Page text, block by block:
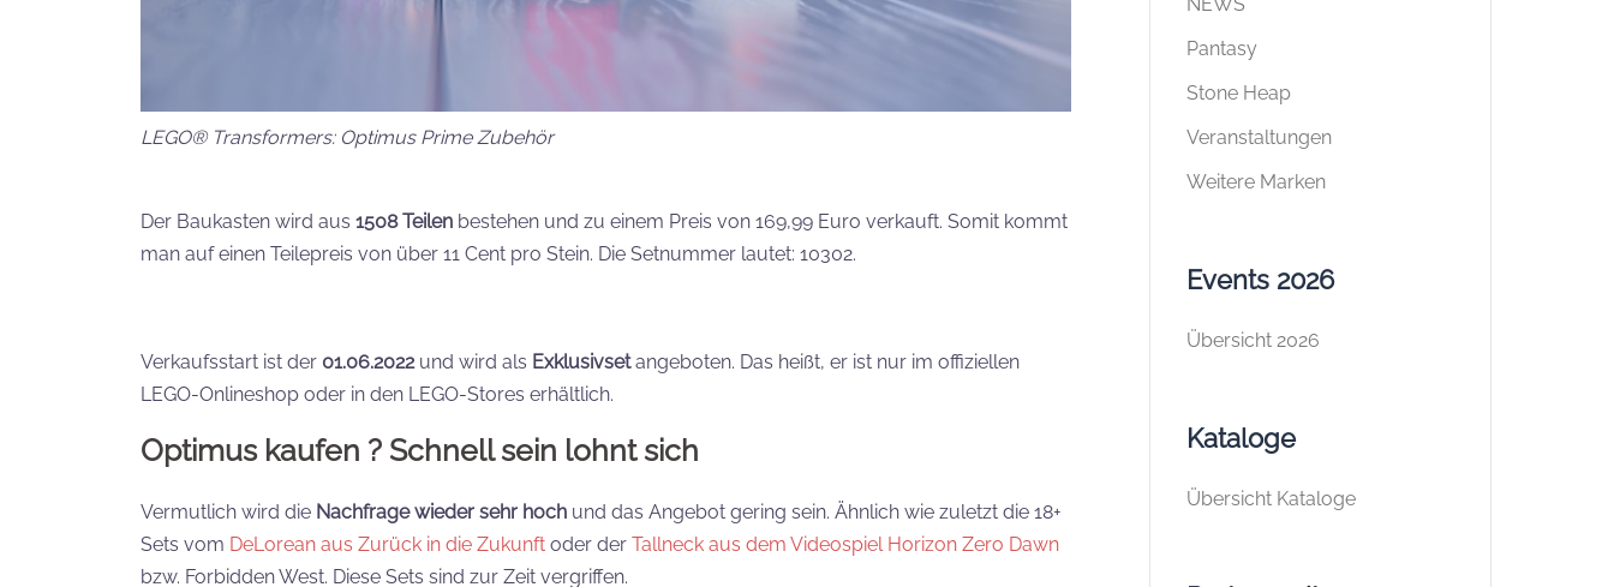
LEGO® Transformers: Optimus Prime Zubehör
Der Baukasten wird aus 1508 Teilen bestehen und zu einem Preis von 169,99 Euro verkauft. Somit kommt
man auf einen Teilepreis von über 11 Cent pro Stein. Die Setnummer lautet: 10302.
Verkaufsstart ist der 01.06.2022und wird als Exklusivsetangeboten. Das heißt, er ist nur im offiziellen
LEGO-Onlineshop oder in den LEGO-Stores erhältlich.
Optimus kaufen ? Schnell sein lohnt sich
Vermutlich wird die Nachfrage wieder sehr hoch und das Angebot gering sein. Ähnlich wie zuletzt die 18+
Sets vom DeLorean aus Zurück in die Zukunft oder der Tallneck aus dem Videospiel Horizon Zero Dawn
bzw. Forbidden West. Diese Sets sind zur Zeit vergriffen.
Pantasy
Stone Heap
Veranstaltungen
Weitere Marken
Events 2026
Übersicht 2026
Kataloge
Übersicht Kataloge